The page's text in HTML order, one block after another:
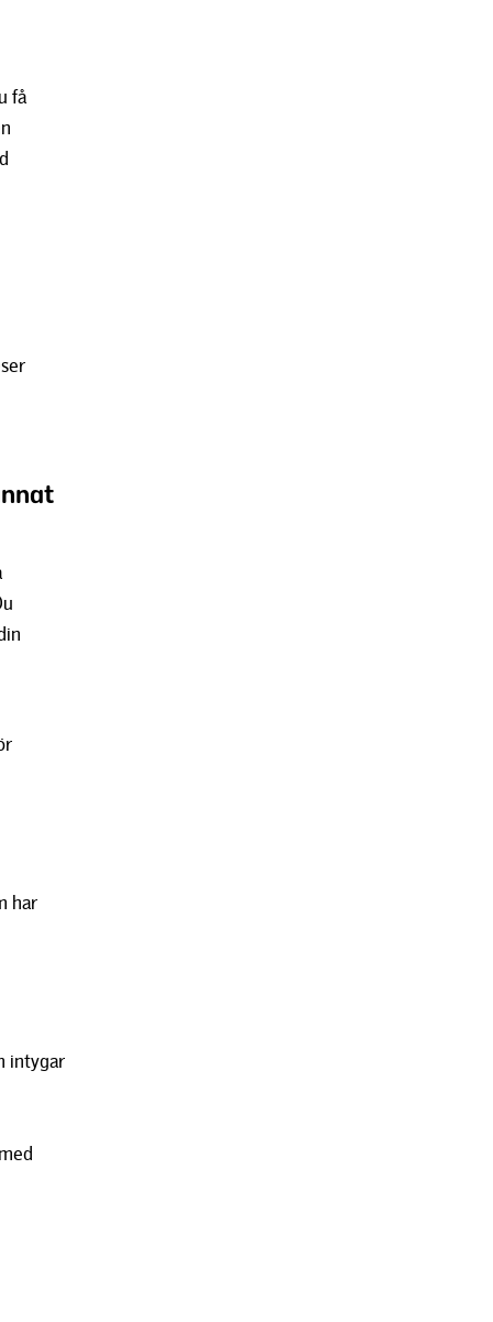
få
har
intygar